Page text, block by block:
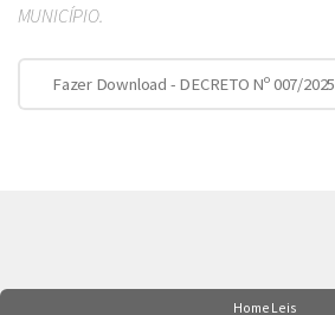
MUNICÍPIO.
Fazer Download - DECRETO Nº 007/2025
Home Leis